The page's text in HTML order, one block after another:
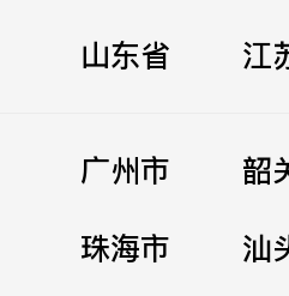
山东省
江
广州市
韶
珠海市
汕